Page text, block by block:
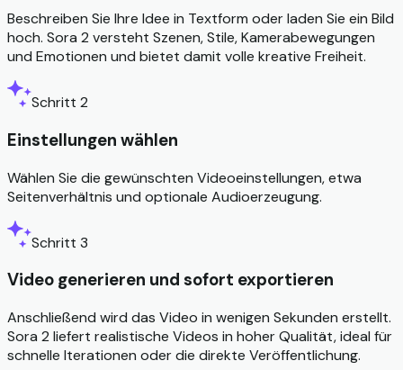
Beschreiben Sie Ihre Idee in Textform oder laden Sie ein Bild
hoch. Sora 2 versteht Szenen, Stile, Kamerabewegungen
und Emotionen und bietet damit volle kreative Freiheit.
Schritt 2
Einstellungen wählen
Wählen Sie die gewünschten Videoeinstellungen, etwa
Seitenverhältnis und optionale Audioerzeugung.
Schritt 3
Video generieren und sofort exportieren
Anschließend wird das Video in wenigen Sekunden erstellt.
Sora 2 liefert realistische Videos in hoher Qualität, ideal für
schnelle Iterationen oder die direkte Veröffentlichung.